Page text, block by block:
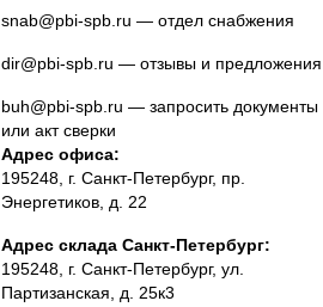
snab@pbi-spb.ru — отдел снабжения
dir@pbi-spb.ru — отзывы и предложения
buh@pbi-spb.ru — запросить документы
или акт сверки
Адрес офиса:
195248, г. Санкт-Петербург, пр.
Энергетиков, д. 22
Адрес склада Санкт-Петербург:
195248, г. Санкт-Петербург, ул.
Партизанская, д. 25к3